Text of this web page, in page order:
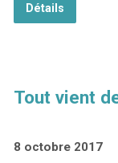
Détails
Tout vient
8 octobre 2017